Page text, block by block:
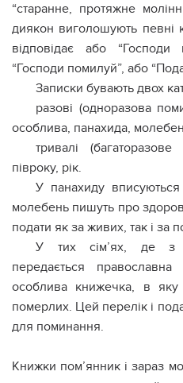
“старанне, протяжне
диякон виголошують певні
відповідає або
“Господи помилуй”, або
Записки бувають двох
разові (одноразова
особлива, панахида,
тривалі
півроку, рік.
У панахиду
молебень пишуть про
подати як за живих, так і за
У тих сім’ях, де з
передається
особлива книжечка, в
пoмepлих. Цей перелік і
для пoминaння.
Книжки пoм’янник і зараз